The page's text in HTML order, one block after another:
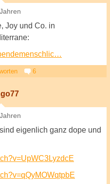
Joy und Co. in
6
eigenlich ganz dope und